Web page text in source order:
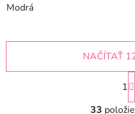
Modrá
O
NAČÍTAŤ
t
r
1
33